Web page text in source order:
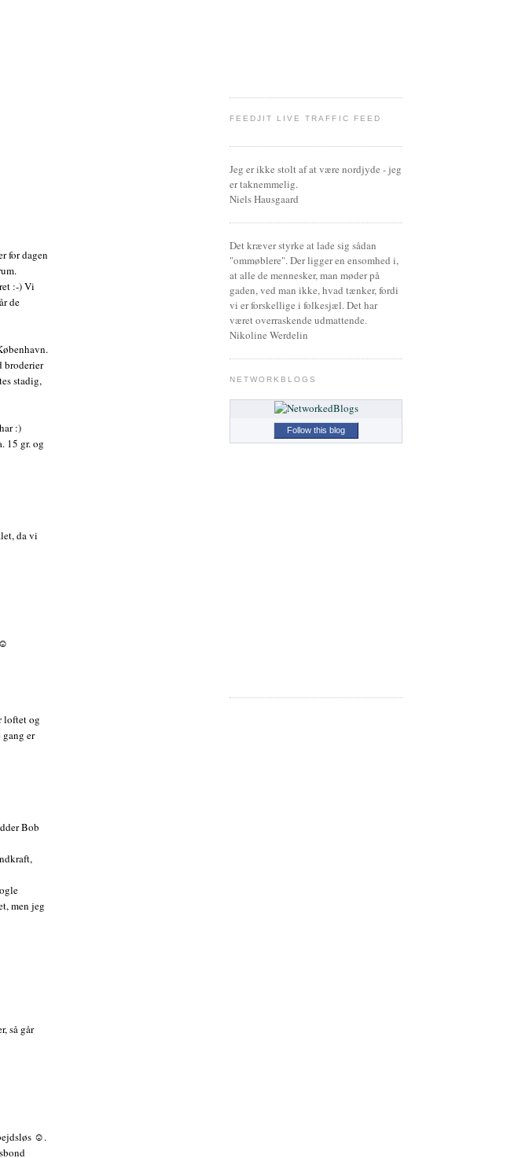
for dagen
:-) Vi
de
broderier
stadig,
:)
15 gr. og
da vi
loftet og
er
Bob
men jeg
så går
☺.
FEEDJIT LIVE TRAFFIC FEED
Jeg er ikke stolt af at være nordjyde - jeg
er taknemmelig.
Niels Hausgaard
Det kræver styrke at lade sig sådan
"ommøblere". Der ligger en ensomhed i,
at alle de mennesker, man møder på
gaden, ved man ikke, hvad tænker, fordi
vi er forskellige i folkesjæl. Det har
været overraskende udmattende.
Nikoline Werdelin
NETWORKBLOGS
Follow this blog